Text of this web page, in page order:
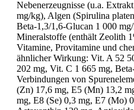
Nebenerzeugnisse (u.a.
mg/kg), Algen (Spirulina
Beta-1,3/1,6-Glucan 1 000
Mineralstoffe (enthält Zeolith
Vitamine, Provitamine und
ähnlicher Wirkung: Vit. A 52
202 mg, Vit. C 1 665 mg,
Verbindungen von
(Zn) 17,6 mg, E5 (Mn) 13,2
mg, E8 (Se) 0,3 mg, E7 (Mo)